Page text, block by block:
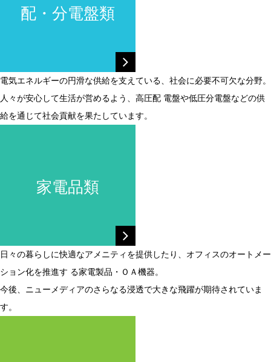
配・分電盤類
電気エネルギーの円滑な供給を支えている、社会に必要不可欠な分野。
人々が安心して生活が営めるよう、高圧配 電盤や低圧分電盤などの供
給を通じて社会貢献を果たしています。
家電品類
日々の暮らしに快適なアメニティを提供したり、オフィスのオートメー
ション化を推進す る家電製品・ＯＡ機器。
今後、ニューメディアのさらなる浸透で大きな飛躍が期待されていま
す。